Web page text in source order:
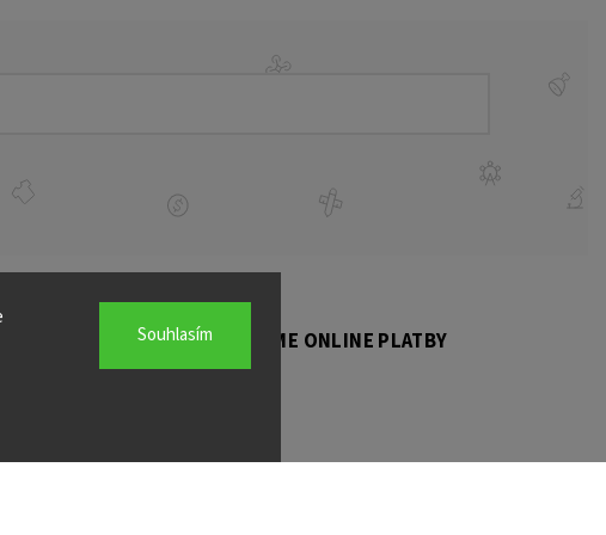
Souhlasím
keramické brzdy Triton
PŘIJÍMÁME ONLINE PLATBY